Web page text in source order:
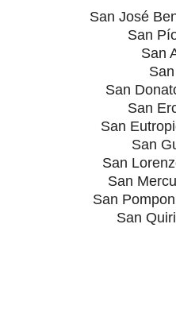
San José
San
San
San
San
San
San
San
San
San
San